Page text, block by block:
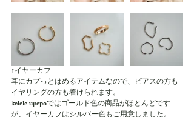
↑イヤーカフ
耳にカプっとはめるアイテムなので、ピアスの方も
イヤリングの方も着けられます。
kelele upepoではゴールド色の商品がほとんどです